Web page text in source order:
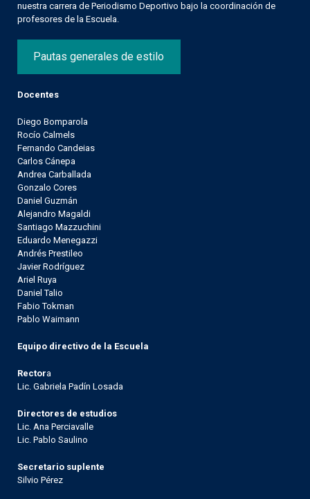
nuestra carrera de Periodismo Deportivo bajo la coordinación de
profesores de la Escuela.
Pautas generales de estilo
Docentes
Diego Bomparola
Rocío Calmels
Fernando Candeias
Carlos Cánepa
Andrea Carballada
Gonzalo Cores
Daniel Guzmán
Alejandro Magaldi
Santiago Mazzuchini
Eduardo Menegazzi
Andrés Prestileo
Javier Rodríguez
Ariel Ruya
Daniel Talio
Fabio Tokman
Pablo Waimann
Equipo directivo de la Escuela
Rectora
Lic. Gabriela Padín Losada
Directores de estudios
Lic. Ana Perciavalle
Lic. Pablo Saulino
Secretario suplente
Silvio Pérez